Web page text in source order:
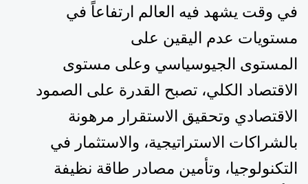
في وقت يشهد فيه العالم ارتفاعاً في
مستويات عدم اليقين على
المستوى الجيوسياسي وعلى مستوى
الاقتصاد الكلي، تصبح القدرة على الصمود
الاقتصادي وتحقيق الاستقرار مرهونة
بالشراكات الاستراتيجية، والاستثمار في
التكنولوجيا، وتأمين مصادر طاقة نظيفة